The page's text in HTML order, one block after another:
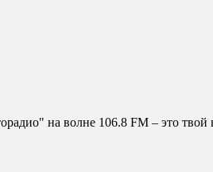
на волне 106.8 FM – это